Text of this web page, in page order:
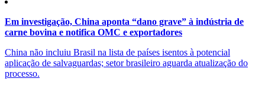
Em investigação, China aponta “dano grave” à indústria de
carne bovina e notifica OMC e exportadores
China não incluiu Brasil na lista de países isentos à potencial
aplicação de salvaguardas; setor brasileiro aguarda atualização do
processo.